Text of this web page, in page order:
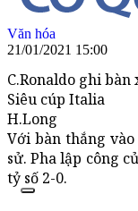
Văn hóa
21/01/2021 15:00
C.Ronaldo ghi
Siêu cúp Italia
H.Long
Với bàn thắng
sử. Pha lập công
tỷ số 2-0.